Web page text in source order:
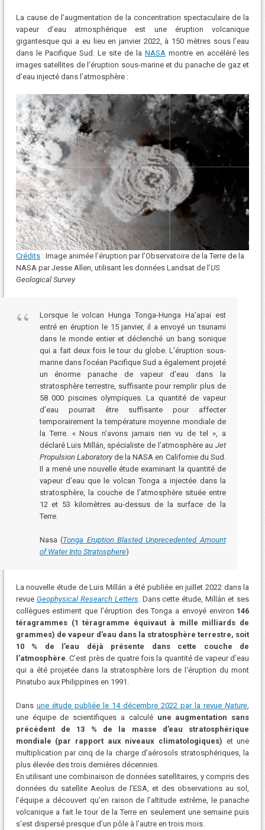
La cause de l’augmentation de la concentration spectaculaire de la
vapeur d’eau atmosphérique est une éruption volcanique
gigantesque qui a eu lieu en janvier 2022, à 150 mètres sous l’eau
dans le Pacifique Sud. Le site de laNASA montre en accéléré les
images satellites de l’éruption sous-marine et du panache de gaz et
d’eau injecté dans l’atmosphère :
Crédits: Image animée l’éruption par l’Observatoire de la Terre de la
NASA par Jesse Allen, utilisant les données Landsat de l’US
Geological Survey
Lorsque le volcan Hunga Tonga-Hunga Ha’apai est
entré en éruption le 15 janvier, il a envoyé un tsunami
dans le monde entier et déclenché un bang sonique
qui a fait deux fois le tour du globe. L’éruption sous-
marine dans l’océan Pacifique Sud a également projeté
un énorme panache de vapeur d’eau dans la
stratosphère terrestre, suffisante pour remplir plus de
58 000 piscines olympiques. La quantité de vapeur
d’eau pourrait être suffisante pour affecter
temporairement la température moyenne mondiale de
la Terre. « Nous n’avons jamais rien vu de tel », a
déclaré Luis Millán, spécialiste de l’atmosphère au Jet
Propulsion Laboratoryde la NASA en Californie du Sud.
Il a mené une nouvelle étude examinant la quantité de
vapeur d’eau que le volcan Tonga a injectée dans la
stratosphère, la couche de l’atmosphère située entre
12 et 53 kilomètres au-dessus de la surface de la
Terre.
Nasa (Tonga Eruption Blasted Unprecedented Amount
of Water Into Stratosphere)
La nouvelle étude de Luis Millán a été publiée en juillet 2022 dans la
revue Geophysical Research Letters. Dans cette étude, Millán et ses
collègues estiment que l’éruption des Tonga a envoyé environ 146
téragrammes (1 téragramme équivaut à mille milliards de
grammes) de vapeur d’eau dans la stratosphère terrestre, soit
10 % de l’eau déjà présente dans cette couche de
l’atmosphère. C’est près de quatre fois la quantité de vapeur d’eau
qui a été projetée dans la stratosphère lors de l‘éruption du mont
Pinatubo aux Philippines en 1991.
Dans une étude publiée le 14 décembre 2022 par la revueNature
une équipe de scientifiques a calculé une augmentation sans
précédent de 13 % de la masse d’eau stratosphérique
mondiale (par rapport aux niveaux climatologiques) et une
multiplication par cinq de la charge d’aérosols stratosphériques, la
plus élevée des trois dernières décennies.
En utilisant une combinaison de données satellitaires, y compris des
données du satellite Aeolus de l’ESA, et des observations au sol,
l’équipe a découvert qu’en raison de l’altitude extrême, le panache
volcanique a fait le tour de la Terre en seulement une semaine puis
s’est dispersé presque d’un pôle à l’autre en trois mois.